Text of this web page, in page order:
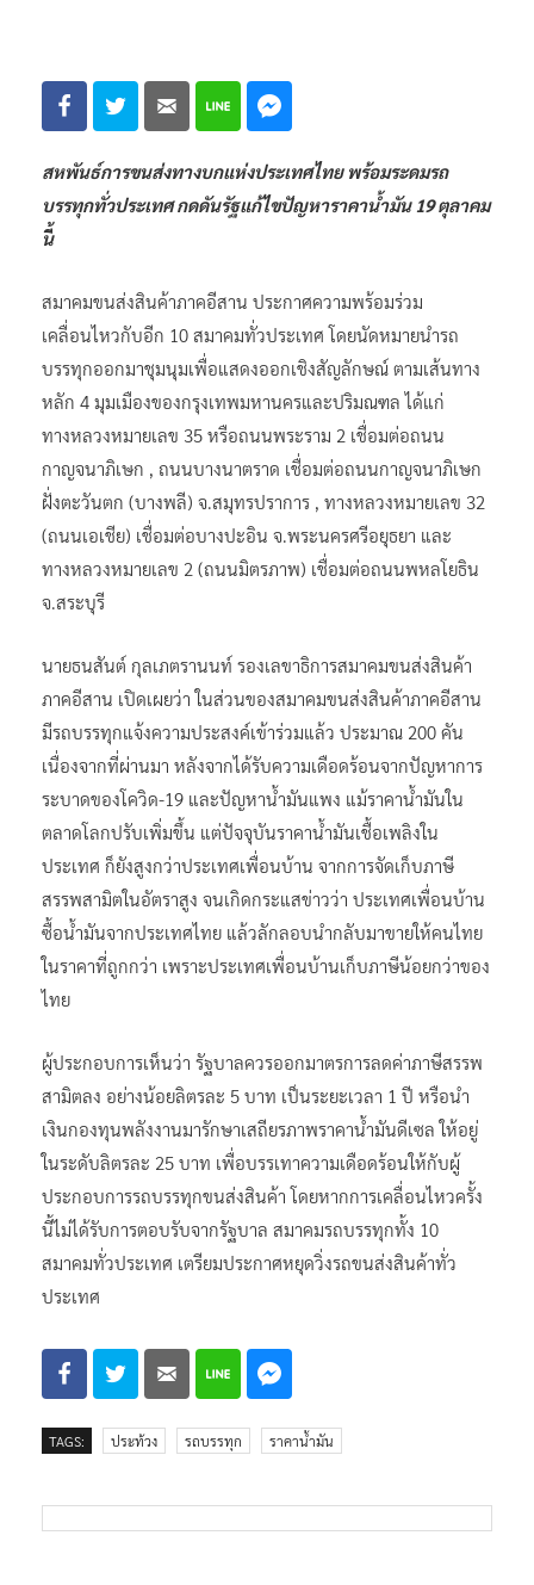
สหพันธ์การขนส่งทางบกแห่งประเทศไทย พร้อมระดมรถ
บรรทุกทั่วประเทศ กดดันรัฐแก้ไขปัญหาราคาน้ำมัน 19 ตุลาคม
น
สมาคมขนส่งสินค้าภาคอีสาน ประกาศความพร้อมร่วม
เคลื่อนไหวกับอีก 10 สมาคมทั่วประเทศ โดยนัดหมายนำรถ
บรรทุกออกมาชุมนุมเพื่อแสดงออกเชิงสัญลักษณ์ ตามเส้นทาง
หลัก 4 มุมเมืองของกรุงเทพมหานครและปริมณฑล ได้แก่
ทางหลวงหมายเลข 35 หรือถนนพระราม 2 เชื่อมต่อถนน
กาญจนาภิเษก , ถนนบางนาตราด เชื่อมต่อถนนกาญจนาภิเษก
ฝั่งตะวันตก (บางพลี) จ.สมุทรปราการ , ทางหลวงหมายเลข 32
(ถนนเอเชีย) เชื่อมต่อบางปะอิน จ.พระนครศรีอยุธยา และ
ทางหลวงหมายเลข 2 (ถนนมิตรภาพ) เชื่อมต่อถนนพหลโยธิน
จ.สระบุรี
นายธนสันต์ กุลเภตรานนท์ รองเลขาธิการสมาคมขนส่งสินค้า
ภาคอีสาน เปิดเผยว่า ในส่วนของสมาคมขนส่งสินค้าภาคอีสาน
มีรถบรรทุกแจ้งความประสงค์เข้าร่วมแล้ว ประมาณ 200 คัน
เนื่องจากที่ผ่านมา หลังจากได้รับความเดือดร้อนจากปัญหาการ
ระบาดของโควิด-19 และปัญหาน้ำมันแพง แม้ราคาน้ำมันใน
ตลาดโลกปรับเพิ่มขึ้น แต่ปัจจุบันราคาน้ำมันเชื้อเพลิงใน
ประเทศ ก็ยังสูงกว่าประเทศเพื่อนบ้าน จากการจัดเก็บภาษี
สรรพสามิตในอัตราสูง จนเกิดกระแสข่าวว่า ประเทศเพื่อนบ้าน
ซื้อน้ำมันจากประเทศไทย แล้วลักลอบนำกลับมาขายให้คนไทย
ในราคาที่ถูกกว่า เพราะประเทศเพื่อนบ้านเก็บภาษีน้อยกว่าของ
ไทย
ผู้ประกอบการเห็นว่า รัฐบาลควรออกมาตรการลดค่าภาษีสรรพ
สามิตลง อย่างน้อยลิตรละ 5 บาท เป็นระยะเวลา 1 ปี หรือนำ
เงินกองทุนพลังงานมารักษาเสถียรภาพราคาน้ำมันดีเซล ให้อยู่
ในระดับลิตรละ 25 บาท เพื่อบรรเทาความเดือดร้อนให้กับผู้
ประกอบการรถบรรทุกขนส่งสินค้า โดยหากการเคลื่อนไหวครั้ง
นี้ไม่ได้รับการตอบรับจากรัฐบาล สมาคมรถบรรทุกทั้ง 10
สมาคมทั่วประเทศ เตรียมประกาศหยุดวิ่งรถขนส่งสินค้าทั่ว
ประเทศ
TAGS: ประท้วง รถบรรทุก ราคาน้ำมัน